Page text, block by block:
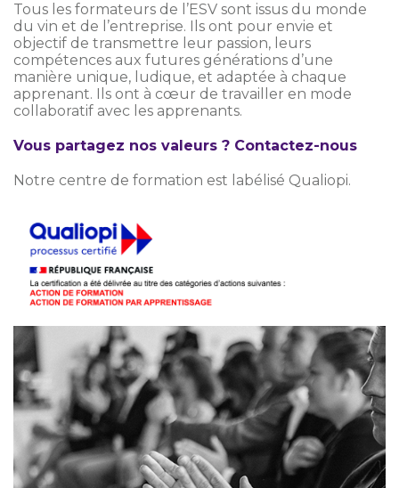
Tous les formateurs de l’ESV sont issus du monde
du vin et de l’entreprise. Ils ont pour envie et
objectif de transmettre leur passion, leurs
compétences aux futures générations d’une
manière unique, ludique, et adaptée à chaque
apprenant. Ils ont à cœur de travailler en mode
collaboratif avec les apprenants.
Vous partagez nos valeurs ? Contactez-nous
Notre centre de formation est labélisé Qualiopi.